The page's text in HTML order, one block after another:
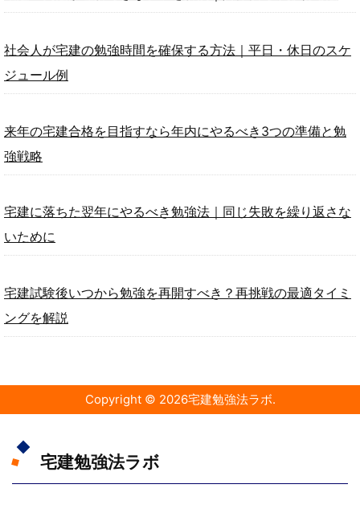
社会人が宅建の勉強時間を確保する方法｜平日・休日のスケ
ジュール例
来年の宅建合格を目指すなら年内にやるべき3つの準備と勉
強戦略
宅建に落ちた翌年にやるべき勉強法｜同じ失敗を繰り返さな
いために
宅建試験後いつから勉強を再開すべき？再挑戦の最適タイミ
ングを解説
Copyright © 2026宅建勉強法ラボ.
宅建勉強法ラボ